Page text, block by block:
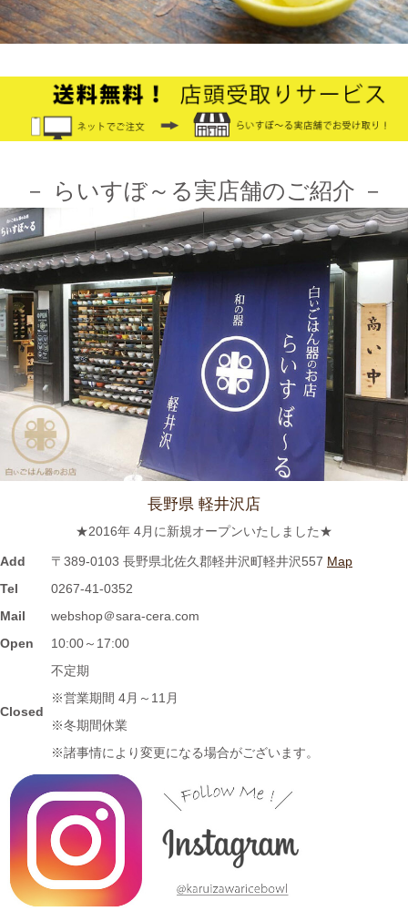
適にお買い物をお楽しみいただけるよう、表示速度などを改善し
ました。みなさまのご利用をお待ちしております。
2024/10/26
≪第1弾 公式Youtubeチャンネル お買い物モニターアンバサダー
大募集☆≫ 詳しくはらいすぼ～るインスタグラムをチェッ
2024/3/12
≪テレビで紹介されました≫ 2021年7月12日 CBCテレビ まちイ
チ nice to people『春日井市・専門店』巡りで TKOの木本武宏さ
んが白いごはん器のお店 らいすぼーる 春日井店にいらっしゃい
ました。
2024/3/12
≪ラジオで紹介されました≫ 2021年7月8日 CBCラジオ ドラ魂
キング『レポドラ中継』コーナーに 白いごはん器のお店 らいす
ぼーる 小牧店が出演しました。
≪テレビで紹介されました≫ 2021年5月18日 CBCテレビ チャン
ト！『食卓を彩る豆皿活用術』コーナーに 白いごはん器のお店
らいすぼーる 小牧店が紹介されました。
2024/3/12
≪マガジンで掲載されました≫ 名鉄グループエリア 魅力発見マ
ガジンWind 2021年3月号「田縣神社前駅」に 白いごはん器のお
店 らいすぼーる 小牧店が掲載されました。
『お米特集』コーナーで MAG!C☆PRINCEの平野泰新さんが白
いごはん器のお店 らいすぼーる 春日井店にいらっしゃいまし
2024/3/12
－ らいすぼ～る実店舗のご紹介 －
長野県 軽井沢店
★2016年 4月に新規オープンいたしました★
Add 〒389-0103 長野県北佐久郡軽井沢町軽井沢557 Map
Tel
0267-41-0352
Mail
webshop＠sara-cera.com
Open
10:00～17:00
Closed
不定期
※営業期間 4月～11月
※冬期間休業
※諸事情により変更になる場合がございます。